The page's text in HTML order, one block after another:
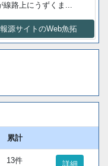
路上にうずくま...
源サイトのWeb魚拓
累計
13件
詳細